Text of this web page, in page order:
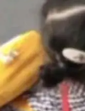
名
大学
、音
品
支出
项目
行长
。这
间
里
而
或
Dela
的
代，
"buil
判
是
程师
案几
写程
能
age
到它
日，